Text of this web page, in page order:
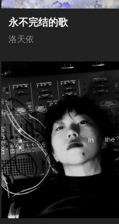
永不完结的歌
洛天依